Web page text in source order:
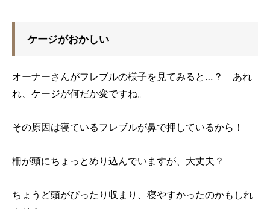
ケージがおかしい
オーナーさんがフレブルの様子を見てみると…？ あれ
れ、ケージが何だか変ですね。
その原因は寝ているフレブルが鼻で押しているから！
柵が頭にちょっとめり込んでいますが、大丈夫？
ちょうど頭がぴったり収まり、寝やすかったのかもしれ